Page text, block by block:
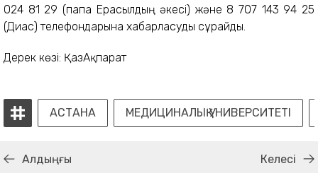
024 81 29 (папа Ерасылдың әкесі) және 8 707 143 94 25
(Диас) телефондарына хабарласуды сұрайды.
Дерек көзі: ҚазАқпарат
АСТАНА МЕДИЦИНАЛЫҚ УНИВЕРСИТЕТІ
Алдыңғы Келесі